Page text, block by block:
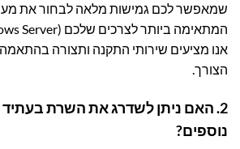
שמאפשר לכם גמישות מלאה לבחור את
אנו מציעים שירותי התקנה ותצורה
הצורך.
נוספים?